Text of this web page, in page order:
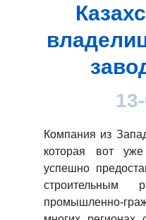
Компания из
которая вот
успешно
промышленно-